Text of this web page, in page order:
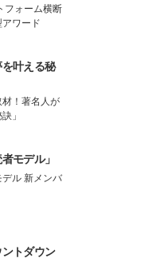
フォーム横断
ワード
叶える秘
！著名人が
」
モデル」
ル 新メンバ
トダウン